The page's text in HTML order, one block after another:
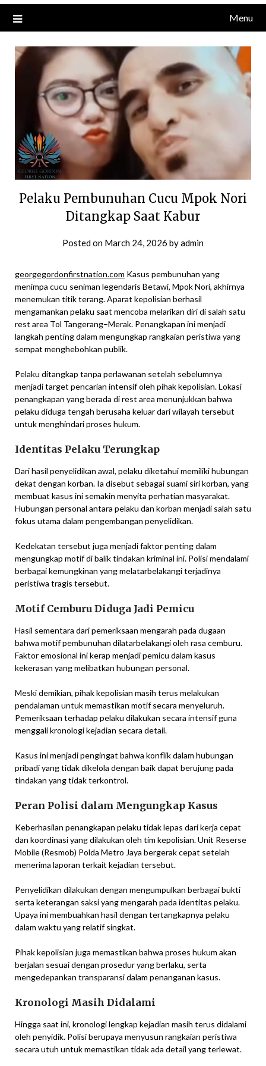
Menu
Pelaku Pembunuhan Cucu Mpok Nori
Ditangkap Saat Kabur
Posted on March 24, 2026 byadmin
georgegordonfirstnation.com Kasus pembunuhan yang
menimpa cucu seniman legendaris Betawi, Mpok Nori, akhirnya
menemukan titik terang. Aparat kepolisian berhasil
mengamankan pelaku saat mencoba melarikan diri di salah satu
rest area Tol Tangerang–Merak. Penangkapan ini menjadi
langkah penting dalam mengungkap rangkaian peristiwa yang
sempat menghebohkan publik.
Pelaku ditangkap tanpa perlawanan setelah sebelumnya
menjadi target pencarian intensif oleh pihak kepolisian. Lokasi
penangkapan yang berada di rest area menunjukkan bahwa
pelaku diduga tengah berusaha keluar dari wilayah tersebut
untuk menghindari proses hukum.
Identitas Pelaku Terungkap
Dari hasil penyelidikan awal, pelaku diketahui memiliki hubungan
dekat dengan korban. Ia disebut sebagai suami siri korban, yang
membuat kasus ini semakin menyita perhatian masyarakat.
Hubungan personal antara pelaku dan korban menjadi salah satu
fokus utama dalam pengembangan penyelidikan.
Kedekatan tersebut juga menjadi faktor penting dalam
mengungkap motif di balik tindakan kriminal ini. Polisi mendalami
berbagai kemungkinan yang melatarbelakangi terjadinya
peristiwa tragis tersebut.
Motif Cemburu Diduga Jadi Pemicu
Hasil sementara dari pemeriksaan mengarah pada dugaan
bahwa motif pembunuhan dilatarbelakangi oleh rasa cemburu.
Faktor emosional ini kerap menjadi pemicu dalam kasus
kekerasan yang melibatkan hubungan personal.
Meski demikian, pihak kepolisian masih terus melakukan
pendalaman untuk memastikan motif secara menyeluruh.
Pemeriksaan terhadap pelaku dilakukan secara intensif guna
menggali kronologi kejadian secara detail.
Kasus ini menjadi pengingat bahwa konflik dalam hubungan
pribadi yang tidak dikelola dengan baik dapat berujung pada
tindakan yang tidak terkontrol.
Peran Polisi dalam Mengungkap Kasus
Keberhasilan penangkapan pelaku tidak lepas dari kerja cepat
dan koordinasi yang dilakukan oleh tim kepolisian. Unit Reserse
Mobile (Resmob) Polda Metro Jaya bergerak cepat setelah
menerima laporan terkait kejadian tersebut.
Penyelidikan dilakukan dengan mengumpulkan berbagai bukti
serta keterangan saksi yang mengarah pada identitas pelaku.
Upaya ini membuahkan hasil dengan tertangkapnya pelaku
dalam waktu yang relatif singkat.
Pihak kepolisian juga memastikan bahwa proses hukum akan
berjalan sesuai dengan prosedur yang berlaku, serta
mengedepankan transparansi dalam penanganan kasus.
Kronologi Masih Didalami
Hingga saat ini, kronologi lengkap kejadian masih terus didalami
oleh penyidik. Polisi berupaya menyusun rangkaian peristiwa
secara utuh untuk memastikan tidak ada detail yang terlewat.